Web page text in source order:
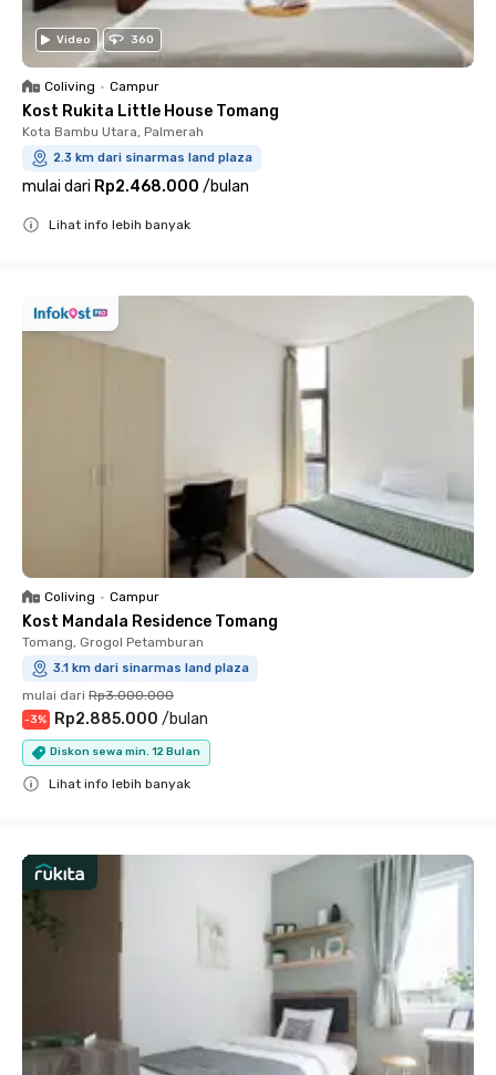
Video 360
Coliving • Campur
Kost Rukita Little House Tomang
Kota Bambu Utara, Palmerah
2.3 km dari sinarmas land plaza
mulai dari Rp2.468.000 /bulan
Lihat info lebih banyak
Coliving • Campur
Kost Mandala Residence Tomang
Tomang, Grogol Petamburan
3.1 km dari sinarmas land plaza
mulai dari Rp3.000.000
-3% Rp2.885.000 /bulan
Diskon sewa min. 12 Bulan
Lihat info lebih banyak